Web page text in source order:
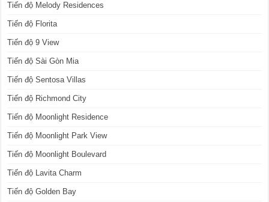
Tiến độ Melody Residences
Tiến độ Florita
Tiến độ 9 View
Tiến độ Sài Gòn Mia
Tiến độ Sentosa Villas
Tiến độ Richmond City
Tiến độ Moonlight Residence
Tiến độ Moonlight Park View
Tiến độ Moonlight Boulevard
Tiến độ Lavita Charm
Tiến độ Golden Bay